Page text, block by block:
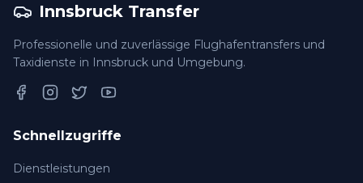
Innsbruck Transfer
Professionelle und zuverlässige Flughafentransfers und
Taxidienste in Innsbruck und Umgebung.
Schnellzugriffe
Dienstleistungen